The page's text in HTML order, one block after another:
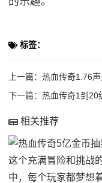
标签：
上一篇： 热血传奇1.76声望_声
下一篇： 热血传奇1到20级_在这
相关推荐